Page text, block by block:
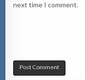
next time I comment.